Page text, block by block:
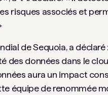
risques associés et
de Sequoia, a
des données dans le
aura un impact
équipe de renommée